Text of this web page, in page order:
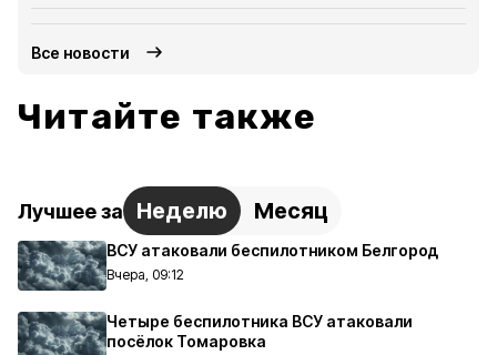
Все новости
Читайте также
Лучшее за Неделю Месяц
ВСУ атаковали беспилотником Белгород
Вчера, 09:12
Четыре беспилотника ВСУ атаковали
посёлок Томаровка